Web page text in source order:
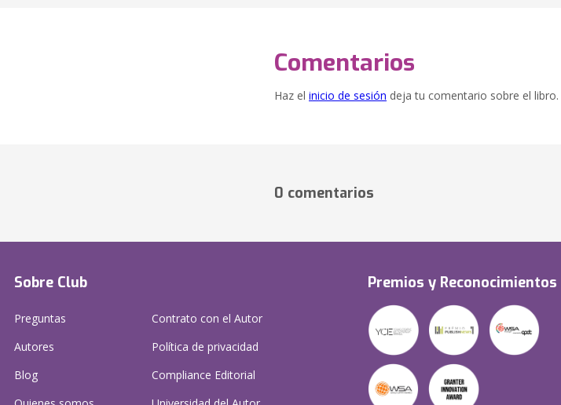
Comentarios
Haz el inicio de sesión deja tu comentario sobre el libro.
0 comentarios
Sobre Club
Preguntas
Autores
Blog
Contrato con el Autor
Política de privacidad
Compliance Editorial
Premios y Reconocimientos